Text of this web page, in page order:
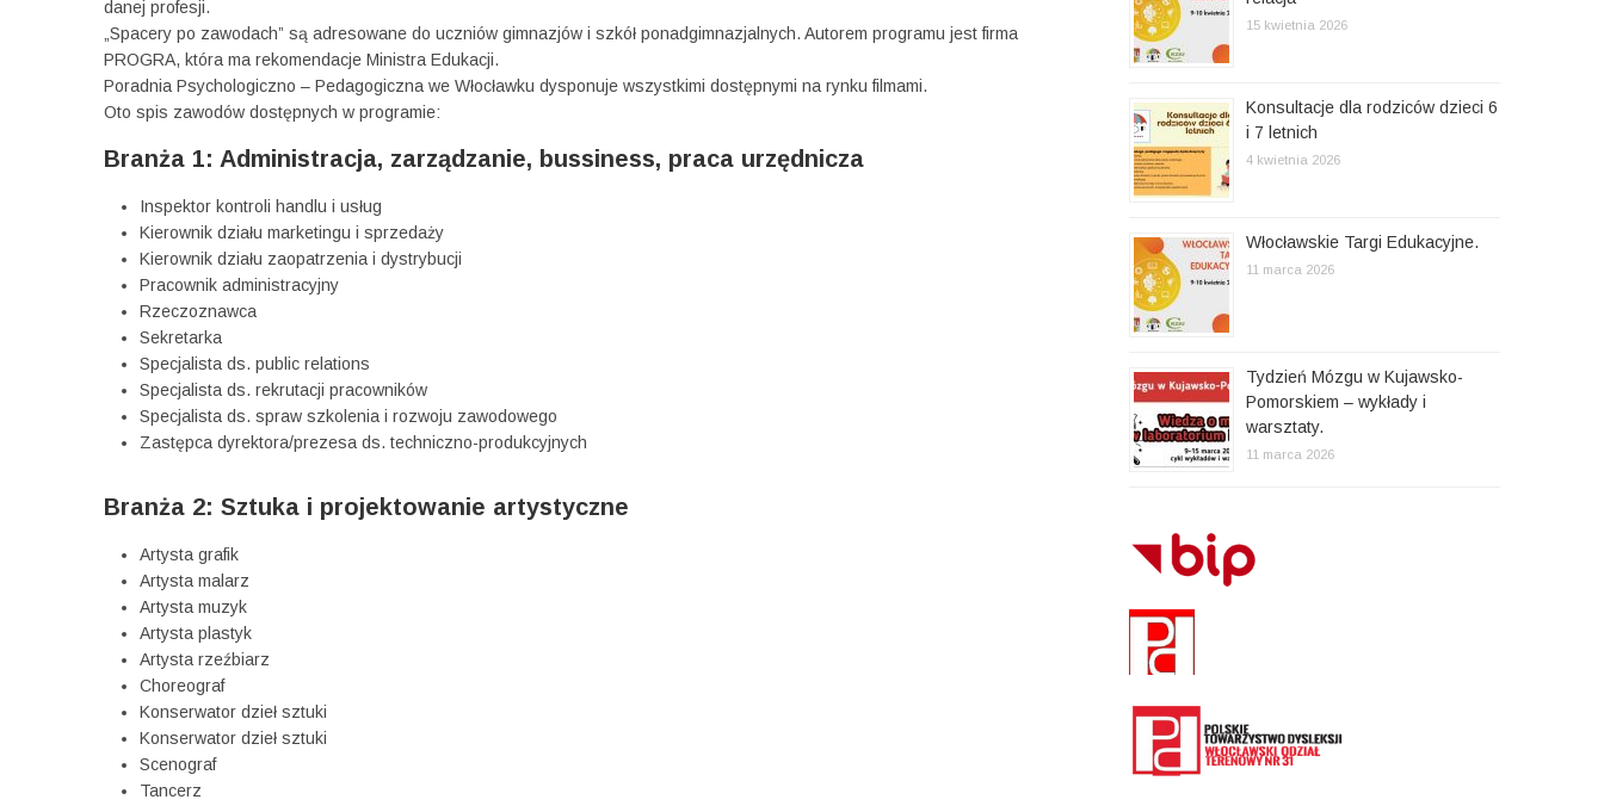
danej profesji.
„Spacery po zawodach” są adresowane do uczniów gimnazjów i szkół ponadgimnazjalnych. Autorem programu jest firma
PROGRA, która ma rekomendacje Ministra Edukacji.
Poradnia Psychologiczno – Pedagogiczna we Włocławku dysponuje wszystkimi dostępnymi na rynku filmami.
Oto spis zawodów dostępnych w programie:
Branża 1: Administracja, zarządzanie, bussiness, praca urzędnicza
Inspektor kontroli handlu i usług
Kierownik działu marketingu i sprzedaży
Kierownik działu zaopatrzenia i dystrybucji
Pracownik administracyjny
Rzeczoznawca
Sekretarka
Specjalista ds. public relations
Specjalista ds. rekrutacji pracowników
Specjalista ds. spraw szkolenia i rozwoju zawodowego
Zastępca dyrektora/prezesa ds. techniczno-produkcyjnych
Branża 2: Sztuka i projektowanie artystyczne
Artysta grafik
Artysta malarz
Artysta muzyk
Artysta plastyk
Artysta rzeźbiarz
Choreograf
Konserwator dzieł sztuki
Konserwator dzieł sztuki
Scenograf
Tancerz
15 kwietnia 2026
Konsultacje dla rodziców dzieci 6
i 7 letnich
4 kwietnia 2026
Włocławskie Targi Edukacyjne.
11 marca 2026
Tydzień Mózgu w Kujawsko-
Pomorskiem – wykłady i
warsztaty.
11 marca 2026